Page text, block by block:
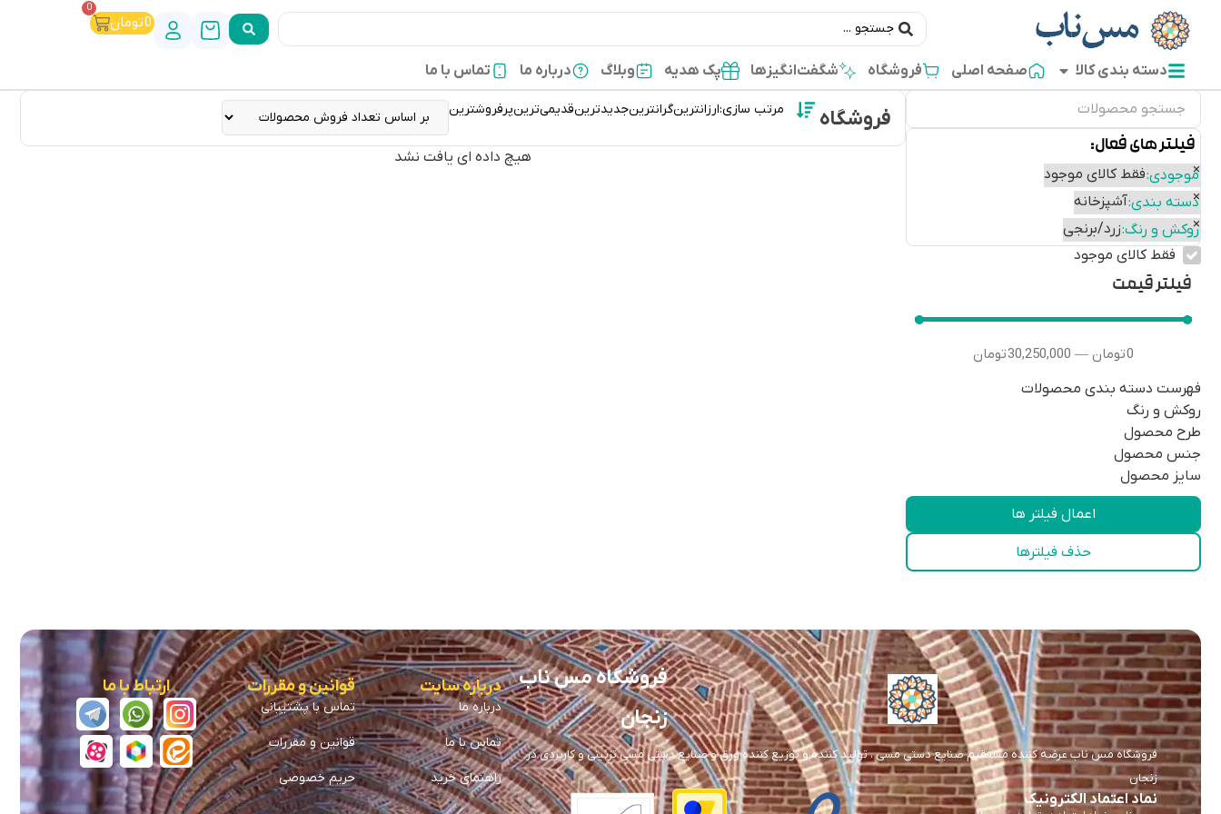
0تومان
0
دسته بندی کالا صفحه اصلی فروشگاه شگفت‌انگیزها پک هدیه وبلاگ درباره ما تماس با ما
فیلتر های فعال:
موجودی:فقط کالای موجود
×
دسته بندی:آشپزخانه
×
روکش و رنگ:زرد/برنجی
×
فقط کالای موجود
فیلتر قیمت
0تومان —
30,250,000تومان
فهرست دسته بندی محصولات
روکش و رنگ
طرح محصول
جنس محصول
سایز محصول
اعمال فیلتر ها
حذف فیلترها
فروشگاه مرتب سازی:ارزانترینگرانترینجدیدترینقدیمی‌ترینپرفروشترین
هیچ داده ای یافت نشد
فروشگاه مس ناب
زنجان
فروشگاه مس ناب عرضه کننده مستقیم صنایع دستی مسی ، تولید کننده و توزیع کننده ورق و صنایع دستی مسی تزئینی و کاربردی در
زنجان
نماد اعتماد الکترونیک
درباره سایت
درباره ما
تماس با ما
راهنمای خرید
قوانین و مقررات
تماس با پشتیبانی
قوانین و مقررات
حریم خصوصی
ارتباط با ما